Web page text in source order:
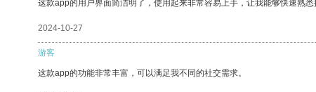
这款app的用户界面简洁明了，使用起来非常容易上手，让我能够快速熟
2024-10-27
游客
这款app的功能非常丰富，可以满足我不同的社交需求。